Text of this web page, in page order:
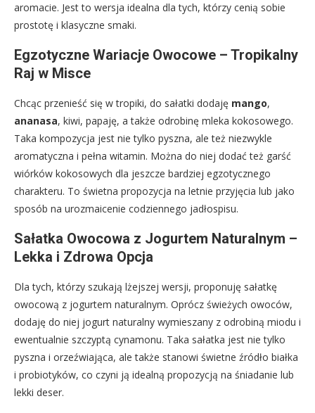
aromacie. Jest to wersja idealna dla tych, którzy cenią sobie
prostotę i klasyczne smaki.
Egzotyczne Wariacje Owocowe – Tropikalny
Raj w Misce
Chcąc przenieść się w tropiki, do sałatki dodaję mango,
ananasa, kiwi, papaję, a także odrobinę mleka kokosowego.
Taka kompozycja jest nie tylko pyszna, ale też niezwykle
aromatyczna i pełna witamin. Można do niej dodać też garść
wiórków kokosowych dla jeszcze bardziej egzotycznego
charakteru. To świetna propozycja na letnie przyjęcia lub jako
sposób na urozmaicenie codziennego jadłospisu.
Sałatka Owocowa z Jogurtem Naturalnym –
Lekka i Zdrowa Opcja
Dla tych, którzy szukają lżejszej wersji, proponuję sałatkę
owocową z jogurtem naturalnym. Oprócz świeżych owoców,
dodaję do niej jogurt naturalny wymieszany z odrobiną miodu i
ewentualnie szczyptą cynamonu. Taka sałatka jest nie tylko
pyszna i orzeźwiająca, ale także stanowi świetne źródło białka
i probiotyków, co czyni ją idealną propozycją na śniadanie lub
lekki deser.